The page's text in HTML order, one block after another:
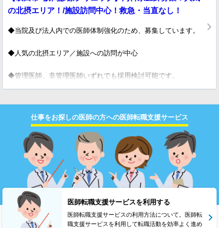
の北摂エリア！/施設訪問中心！救急・当直なし！
◆当院及び法人内での医師体制強化のため、募集しています。
◆人気の北摂エリア／施設への訪問が中心
◆管理医師、非管理医師いずれでも採用検討可能です。
仕事をお探しの医師の方への医師転職支援サービス
医師転職支援サービスを利用する
医師転職支援サービスの利用方法について。医師転
職支援サービスを利用して転職活動を効率よく進め